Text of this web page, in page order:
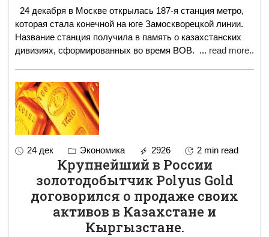
24 декабря в Москве открылась 187-я станция метро,
которая стала конечной на юге Замоскворецкой линии.
Название станция получила в память о казахстанских
... read more..
24 дек Экономика 2926 2 min read
Крупнейший в России
золотодобытчик Polyus Gold
договорился о продаже своих
активов в Казахстане и
Кыргызстане.